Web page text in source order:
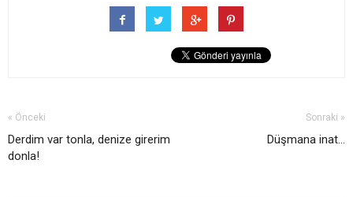
« Önceki
Derdim var tonla, denize girerim
donla!
Sonraki »
Düşmana inat...